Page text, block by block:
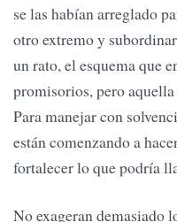
se las habían arreglado
otro extremo y
un rato, el esquema que
promisorios, pero aquella
Para manejar con
están comenzando a
fortalecer lo que podría
No exageran demasiado